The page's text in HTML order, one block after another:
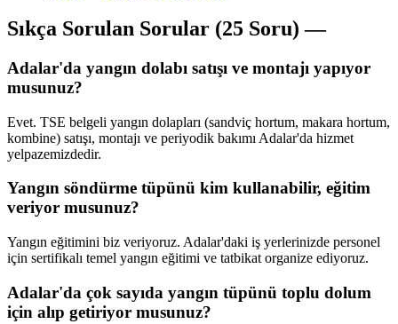
Sıkça Sorulan Sorular (25 Soru) —
Adalar'da yangın dolabı satışı ve montajı yapıyor
musunuz?
Evet. TSE belgeli yangın dolapları (sandviç hortum, makara hortum,
kombine) satışı, montajı ve periyodik bakımı Adalar'da hizmet
yelpazemizdedir.
Yangın söndürme tüpünü kim kullanabilir, eğitim
veriyor musunuz?
Yangın eğitimini biz veriyoruz. Adalar'daki iş yerlerinizde personel
için sertifikalı temel yangın eğitimi ve tatbikat organize ediyoruz.
Adalar'da çok sayıda yangın tüpünü toplu dolum
için alıp getiriyor musunuz?